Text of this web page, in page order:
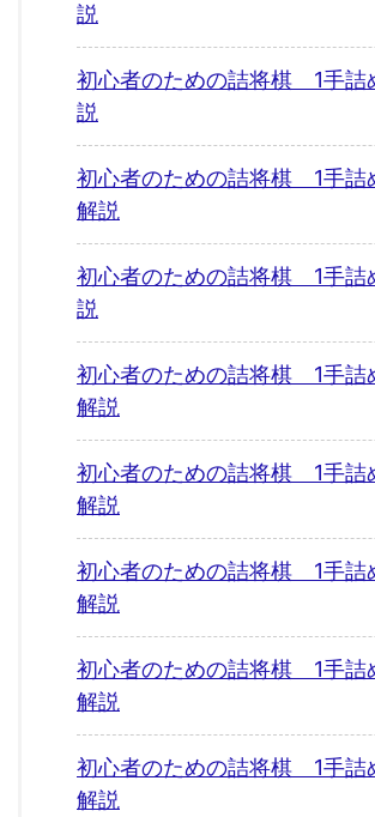
説
初心者のための詰将棋 1手
説
初心者のための詰将棋 1手
解説
初心者のための詰将棋 1手
説
初心者のための詰将棋 1手
解説
初心者のための詰将棋 1手
解説
初心者のための詰将棋 1手
解説
初心者のための詰将棋 1手
解説
初心者のための詰将棋 1手
解説